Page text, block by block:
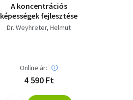
A koncentrációs
képességek fejlesztése
Dr. Weyhreter, Helmut
Online ár:
4 590 Ft